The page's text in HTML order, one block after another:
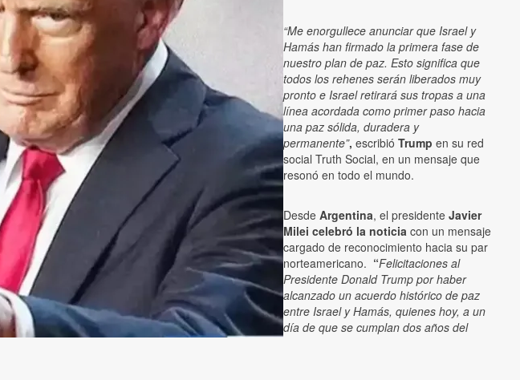
“Me enorgullece anunciar que Israel y
Hamás han firmado la primera fase de
nuestro plan de paz. Esto significa que
todos los rehenes serán liberados muy
pronto e Israel retirará sus tropas a una
línea acordada como primer paso hacia
una paz sólida, duradera y
permanente”, escribió Trump en su red
social Truth Social, en un mensaje que
resonó en todo el mundo.
Desde Argentina, el presidente Javier
Milei celebró la noticia con un mensaje
cargado de reconocimiento hacia su par
norteamericano. “Felicitaciones al
Presidente Donald Trump por haber
alcanzado un acuerdo histórico de paz
entre Israel y Hamás, quienes hoy, a un
día de que se cumplan dos años del